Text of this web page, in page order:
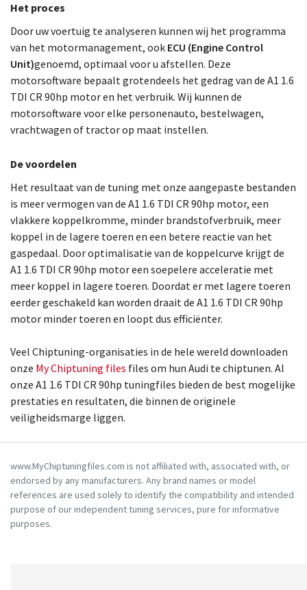
Het proces
Door uw voertuig te analyseren kunnen wij het programma
van het motormanagement, ook ECU (Engine Control
Unit)genoemd, optimaal voor u afstellen. Deze
motorsoftware bepaalt grotendeels het gedrag van de A1 1.6
TDI CR 90hp motor en het verbruik. Wij kunnen de
motorsoftware voor elke personenauto, bestelwagen,
vrachtwagen of tractor op maat instellen.
De voordelen
Het resultaat van de tuning met onze aangepaste bestanden
is meer vermogen van de A1 1.6 TDI CR 90hp motor, een
vlakkere koppelkromme, minder brandstofverbruik, meer
koppel in de lagere toeren en een betere reactie van het
gaspedaal. Door optimalisatie van de koppelcurve krijgt de
A1 1.6 TDI CR 90hp motor een soepelere acceleratie met
meer koppel in lagere toeren. Doordat er met lagere toeren
eerder geschakeld kan worden draait de A1 1.6 TDI CR 90hp
motor minder toeren en loopt dus efficiënter.
Veel Chiptuning-organisaties in de hele wereld downloaden
onze My Chiptuning files files om hun Audi te chiptunen. Al
onze A1 1.6 TDI CR 90hp tuningfiles bieden de best mogelijke
prestaties en resultaten, die binnen de originele
veiligheidsmarge liggen.
www.MyChiptuningfiles.com is not affiliated with, associated with, or
endorsed by any manufacturers. Any brand names or model
references are used solely to identify the compatibility and intended
purpose of our independent tuning services, pure for informative
purposes.